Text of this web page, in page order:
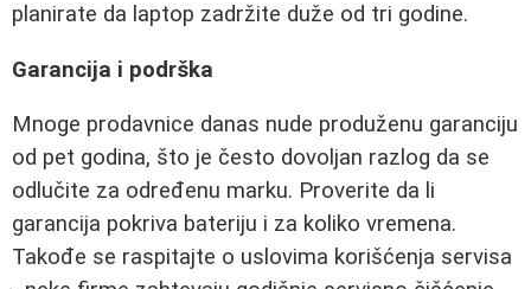
planirate da laptop zadržite duže od tri godine.
Garancija i podrška
Mnoge prodavnice danas nude produženu garanciju
od pet godina, što je često dovoljan razlog da se
odlučite za određenu marku. Proverite da li
garancija pokriva bateriju i za koliko vremena.
Takođe se raspitajte o uslovima korišćenja servisa